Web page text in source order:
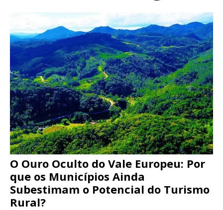
O Ouro Oculto do Vale Europeu: Por
que os Municípios Ainda
Subestimam o Potencial do Turismo
Rural?